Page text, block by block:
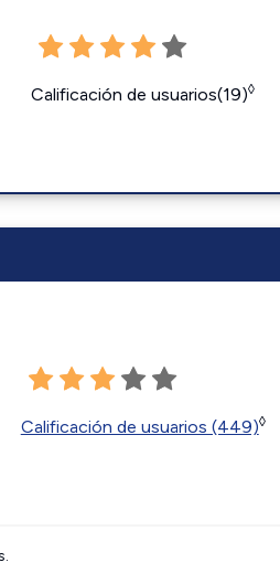
Calificación de usuarios(19)◊
Calificación de usuarios (449)◊